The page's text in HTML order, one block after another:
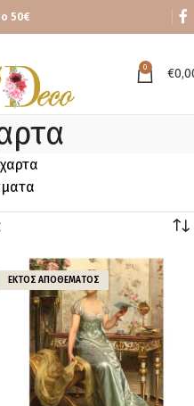
50€
0 €
ΕΚΤΌΣ ΑΠΟΘΈΜΑΤΟΣ